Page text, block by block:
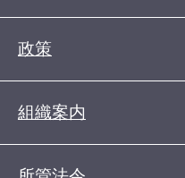
政策
組織案内